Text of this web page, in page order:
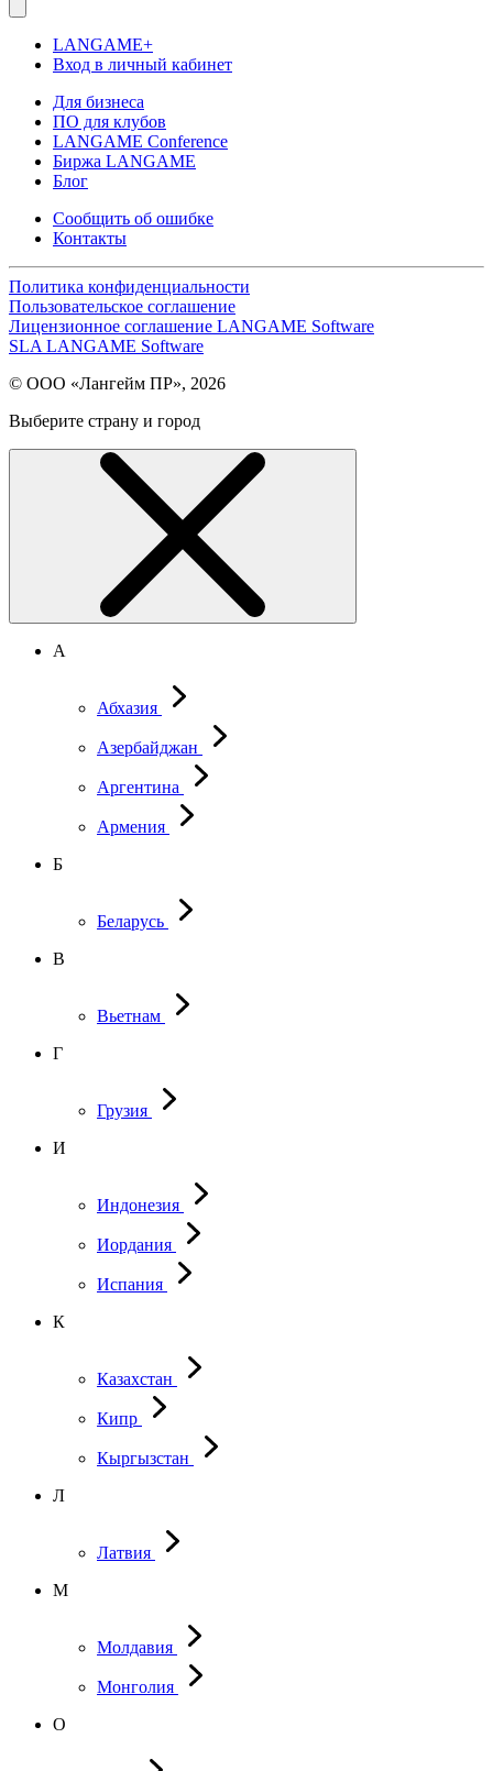
LANGAME+
Вход в личный кабинет
Для бизнеса
ПО для клубов
LANGAME Conference
Биржа LANGAME
Блог
Сообщить об ошибке
Контакты
Политика конфиденциальности
Пользовательское соглашение
Лицензионное соглашение LANGAME Software
SLA LANGAME Software
© ООО «Лангейм ПР», 2026
Выберите страну и город
А
Абхазия
Азербайджан
Аргентина
Армения
Б
Беларусь
В
Вьетнам
Г
Грузия
И
Индонезия
Иордания
Испания
К
Казахстан
Кипр
Кыргызстан
Л
Латвия
М
Молдавия
Монголия
О